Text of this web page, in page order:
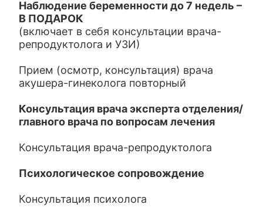
Наблюдение беременности до 7 недель –
В ПОДАРОК
(включает в себя консультации врача-
репродуктолога и УЗИ)
Прием (осмотр, консультация) врача
акушера-гинеколога повторный
Консультация врача эксперта отделения/
главного врача по вопросам лечения
Консультация врача-репродуктолога
Психологическое сопровождение
Консультация психолога